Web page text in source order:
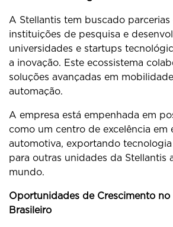
A Stellantis tem buscado
instituições de pesquisa e
universidades e startups
a inovação. Este ecossistema
soluções avançadas em
automação.
A empresa está empenhada em
como um centro de excelência em
automotiva, exportando
para outras unidades da Stellantis
mundo.
Oportunidades de Crescimento no
Brasileiro